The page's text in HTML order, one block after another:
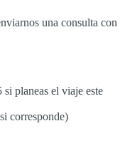
una consulta con
si planeas el viaje este
corresponde)